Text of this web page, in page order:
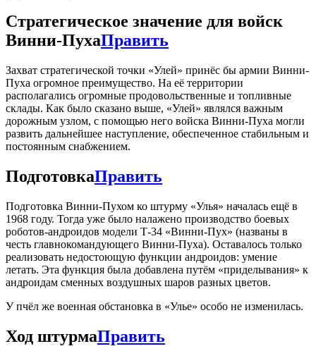
Стратегическое значение для войск
Винни-ПухаПравить
Захват стратегической точки «Улей» принёс бы армии Винни-
Пуха огромное преимущество. На её территории
располагались огромные продовольственные и топливные
склады. Как было сказано выше, «Улей» являлся важным
дорожным узлом, с помощью него войска Винни-Пуха могли
развить дальнейшее наступление, обеспеченное стабильным и
постоянным снабжением.
ПодготовкаПравить
Подготовка Винни-Пухом ко штурму «Улья» началась ещё в
1968 году. Тогда уже было налажено производство боевых
роботов-андроидов модели Т-34 «Винни-Пух» (названы в
честь главнокомандующего Винни-Пуха). Оставалось только
реализовать недостоющую функции андроидов: умение
летать. Эта функция была добавлена путём «приделывания» к
андроидам сменных воздушных шаров разных цветов.
У пчёл же военная обстановка в «Улье» особо не изменилась.
Ход штурмаПравить